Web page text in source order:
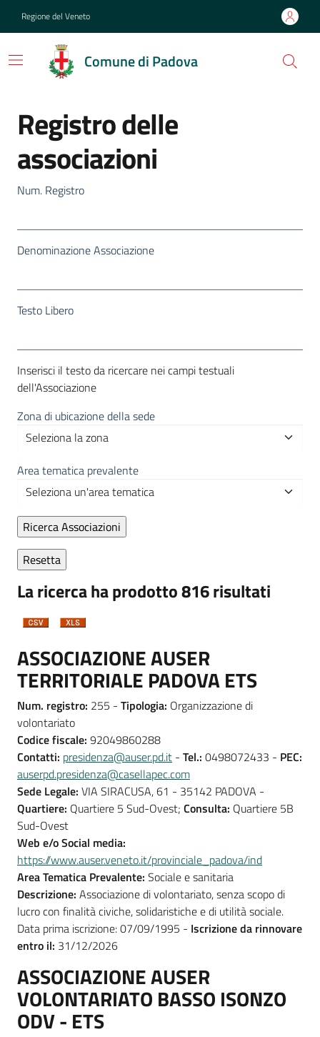
Regione del Veneto
Comune di Padova
Registro delle
associazioni
Num. Registro
Denominazione Associazione
Testo Libero
Inserisci il testo da ricercare nei campi testuali
dell'Associazione
Zona di ubicazione della sede
Area tematica prevalente
La ricerca ha prodotto 816 risultati
ASSOCIAZIONE AUSER
TERRITORIALE PADOVA ETS
Num. registro: 255 - Tipologia: Organizzazione di
volontariato
Codice fiscale: 92049860288
Contatti: presidenza@auser.pd.it - Tel.: 0498072433 - PEC:
auserpd.presidenza@casellapec.com
Sede Legale: VIA SIRACUSA, 61 - 35142 PADOVA -
Quartiere: Quartiere 5 Sud-Ovest; Consulta: Quartiere 5B
Sud-Ovest
Web e/o Social media:
https://www.auser.veneto.it/provinciale_padova/ind
Area Tematica Prevalente: Sociale e sanitaria
Descrizione: Associazione di volontariato, senza scopo di
lucro con finalità civiche, solidaristiche e di utilità sociale.
Data prima iscrizione: 07/09/1995 - Iscrizione da rinnovare
entro il: 31/12/2026
ASSOCIAZIONE AUSER
VOLONTARIATO BASSO ISONZO
ODV - ETS